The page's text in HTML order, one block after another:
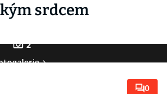
srdcem
2
0